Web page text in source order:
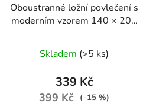
Oboustranné ložní povlečení s
moderním vzorem 140 × 200
Skladem (>5 ks)
339 Kč
399 Kč (–15 %)